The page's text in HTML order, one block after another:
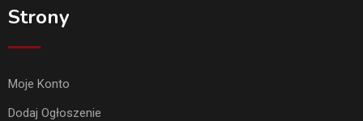
Strony
Moje Konto
Dodaj Ogłoszenie